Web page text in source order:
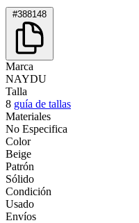
#388148
Marca
NAYDU
Talla
8 guía de tallas
Materiales
No Especifica
Color
Beige
Patrón
Sólido
Condición
Usado
Envíos